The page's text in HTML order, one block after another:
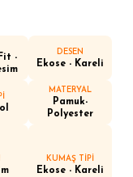
-
DESEN
Ekose - Kareli
MATERYAL
Pamuk-
Polyester
KUMAŞ TİPİ
Ekose - Kareli